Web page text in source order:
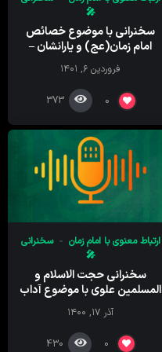
🎤
سخنرانی با موضوع خصائص
امام زمان(عج) و یارانشان –
جلسه هفتم – مشهد مقدس –
حرم مطهر رضوی
فروردین ۶, ۱۴۰۱
0
373
ارتباط معنوی با امام زمان
سخنرانی
🎤
سخنرانی حجت الاسلام و
المسلمین علوی با موضوع آداب
انتظار – جلسه سوم – تقوای مالی
آذر ۱۷, ۱۴۰۰
0
430